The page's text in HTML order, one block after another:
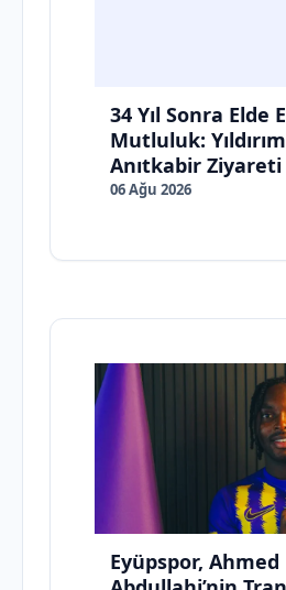
34 Yıl Sonra Elde
Mutluluk:
Anıtkabir Ziyareti
06 Ağu 2026
Eyüpspor, Ahmed